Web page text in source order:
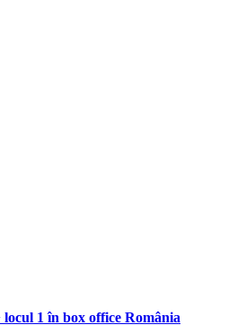
1 în box office România